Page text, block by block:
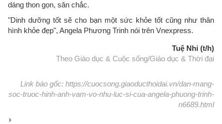
dáng thon gọn, săn chắc.
"Dinh dưỡng tốt sẽ cho bạn một sức khỏe tốt cũng như thân
hình khỏe đẹp", Angela Phương Trinh nói trên Vnexpress.
Tuệ Nhi (t/h)
Theo Giáo dục & Cuộc sống/Giáo dục & Thời đại
Link báo gốc: https://cuocsong.giaoducthoidai.vn/dan-mang-
soc-truoc-hinh-anh-vam-vo-nhu-luc-si-cua-angela-phuong-trinh-
n6689.html